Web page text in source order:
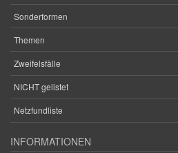
Sonderformen
Themen
Zweifelsfälle
NICHT gelistet
Netzfundliste
INFORMATIONEN